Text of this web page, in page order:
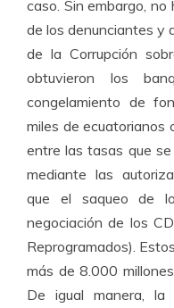
caso. Sin embargo,
de los denunciantes y
de la Corrupción
obtuvieron los
congelamiento de
miles de ecuatorianos
entre las tasas que
mediante las
que el saqueo de
negociación de los
Reprogramados).
más de 8.000
De igual manera, la